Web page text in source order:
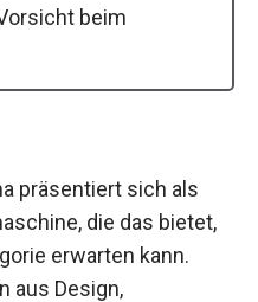
beim
präsentiert sich als
die das bietet,
erwarten kann.
aus Design,